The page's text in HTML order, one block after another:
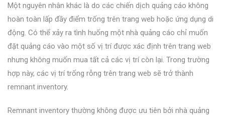
Một nguyên nhân khác là do các chiến dịch quảng cáo không
hoàn toàn lấp đầy điểm trống trên trang web hoặc ứng dụng di
động. Có thể xảy ra tình huống một nhà quảng cáo chỉ muốn
đặt quảng cáo vào một số vị trí được xác định trên trang web
nhưng không muốn mua tất cả các vị trí còn lại. Trong trường
hợp này, các vị trí trống rỗng trên trang web sẽ trở thành
remnant inventory.
Remnant inventory thường không được ưu tiên bởi nhà quảng